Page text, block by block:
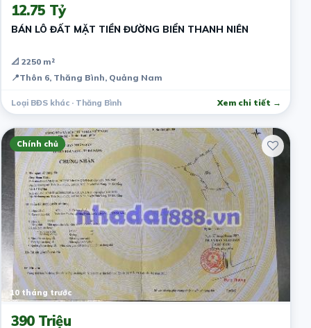
12.75 Tỷ
BÁN LÔ ĐẤT MẶT TIỀN ĐƯỜNG BIỂN THANH NIÊN
📐 2250 m²
📍Thôn 6, Thăng Bình, Quảng Nam
Loại BĐS khác · Thăng Bình Xem chi tiết →
Chính chủ
10 tháng trước
390 Triệu